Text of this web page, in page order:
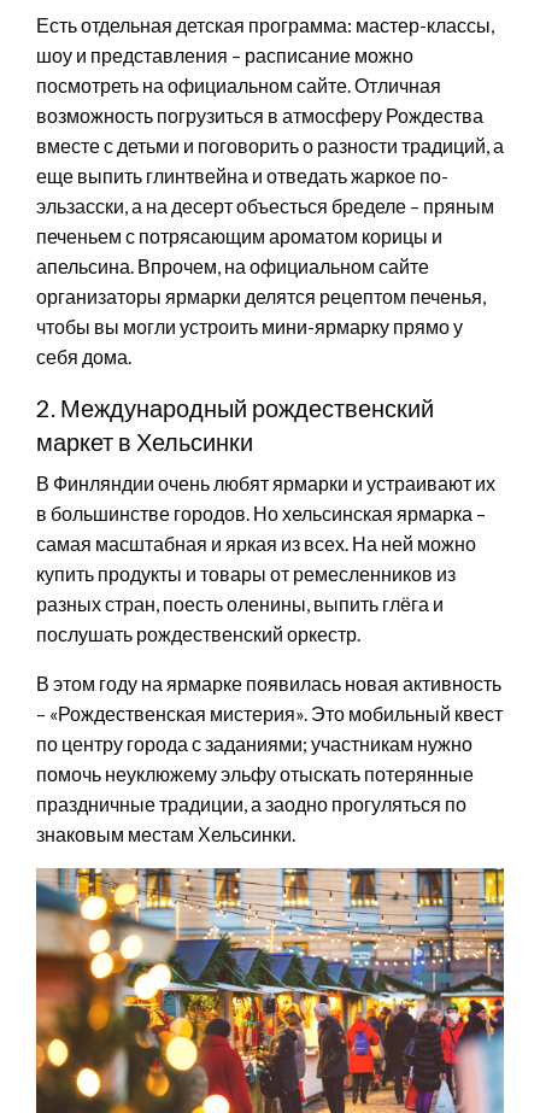
Есть отдельная детская программа: мастер-классы,
шоу и представления – расписание можно
посмотреть на официальном сайте. Отличная
возможность погрузиться в атмосферу Рождества
вместе с детьми и поговорить о разности традиций, а
еще выпить глинтвейна и отведать жаркое по-
эльзасски, а на десерт объесться бределе – пряным
печеньем с потрясающим ароматом корицы и
апельсина. Впрочем, на официальном сайте
организаторы ярмарки делятся рецептом печенья,
чтобы вы могли устроить мини-ярмарку прямо у
себя дома.
2. Международный рождественский
маркет в Хельсинки
В Финляндии очень любят ярмарки и устраивают их
в большинстве городов. Но хельсинская ярмарка –
самая масштабная и яркая из всех. На ней можно
купить продукты и товары от ремесленников из
разных стран, поесть оленины, выпить глёга и
послушать рождественский оркестр.
В этом году на ярмарке появилась новая активность
– «Рождественская мистерия». Это мобильный квест
по центру города с заданиями; участникам нужно
помочь неуклюжему эльфу отыскать потерянные
праздничные традиции, а заодно прогуляться по
знаковым местам Хельсинки.